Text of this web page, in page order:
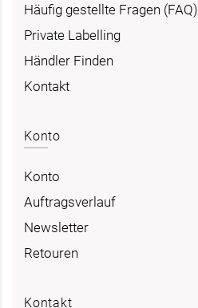
Häufig gestellte Fragen (FAQ)
Private Labelling
Händler Finden
Kontakt
Konto
Konto
Auftragsverlauf
Newsletter
Retouren
Kontakt